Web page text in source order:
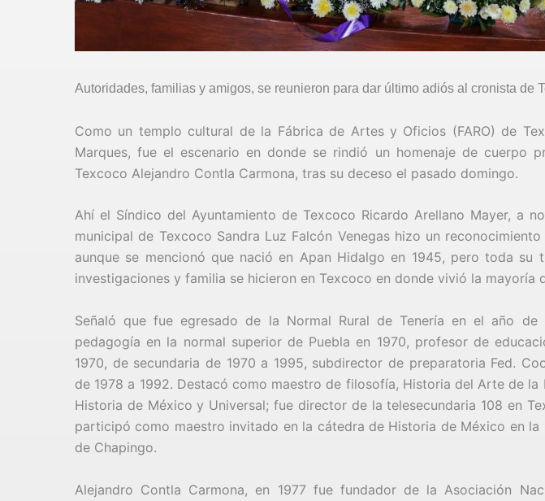
Autoridades, familias y amigos, se reunieron para dar último adiós al cronista de
Como un templo cultural de la Fábrica de Artes y Oficios (FARO) de
Marques, fue el escenario en donde se rindió un homenaje de cuerpo
Texcoco Alejandro Contla Carmona, tras su deceso el pasado domingo.
Ahí el Síndico del Ayuntamiento de Texcoco Ricardo Arellano Mayer, a
municipal de Texcoco Sandra Luz Falcón Venegas hizo un
aunque se mencionó que nació en Apan Hidalgo en 1945, pero toda su
investigaciones y familia se hicieron en Texcoco en donde vivió la mayoría
Señaló que fue egresado de la Normal Rural de Tenería en el año de
pedagogía en la normal superior de Puebla en 1970, profesor de
1970, de secundaria de 1970 a 1995, subdirector de preparatoria Fed.
de 1978 a 1992. Destacó como maestro de filosofía, Historia del Arte de la
Historia de México y Universal; fue director de la telesecundaria 108 en
participó como maestro invitado en la cátedra de Historia de México en la
de Chapingo.
Alejandro Contla Carmona, en 1977 fue fundador de la Asociación